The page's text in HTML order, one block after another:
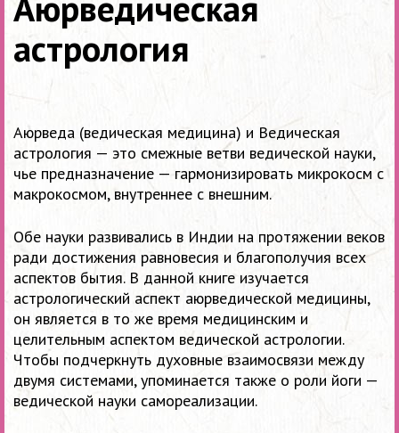
астрология
Аюрведа (ведическая медицина) и Ведическая
астрология — это смежные ветви ведической науки,
чье предназначение — гармонизировать микрокосм с
макрокосмом, внутреннее с внешним.
Обе науки развивались в Индии на протяжении веков
ради достижения равновесия и благополучия всех
аспектов бытия. В данной книге изучается
астрологический аспект аюрведической медицины,
он является в то же время медицинским и
целительным аспектом ведической астрологии.
Чтобы подчеркнуть духовные взаимосвязи между
двумя системами, упоминается также о роли йоги —
ведической науки самореализации.